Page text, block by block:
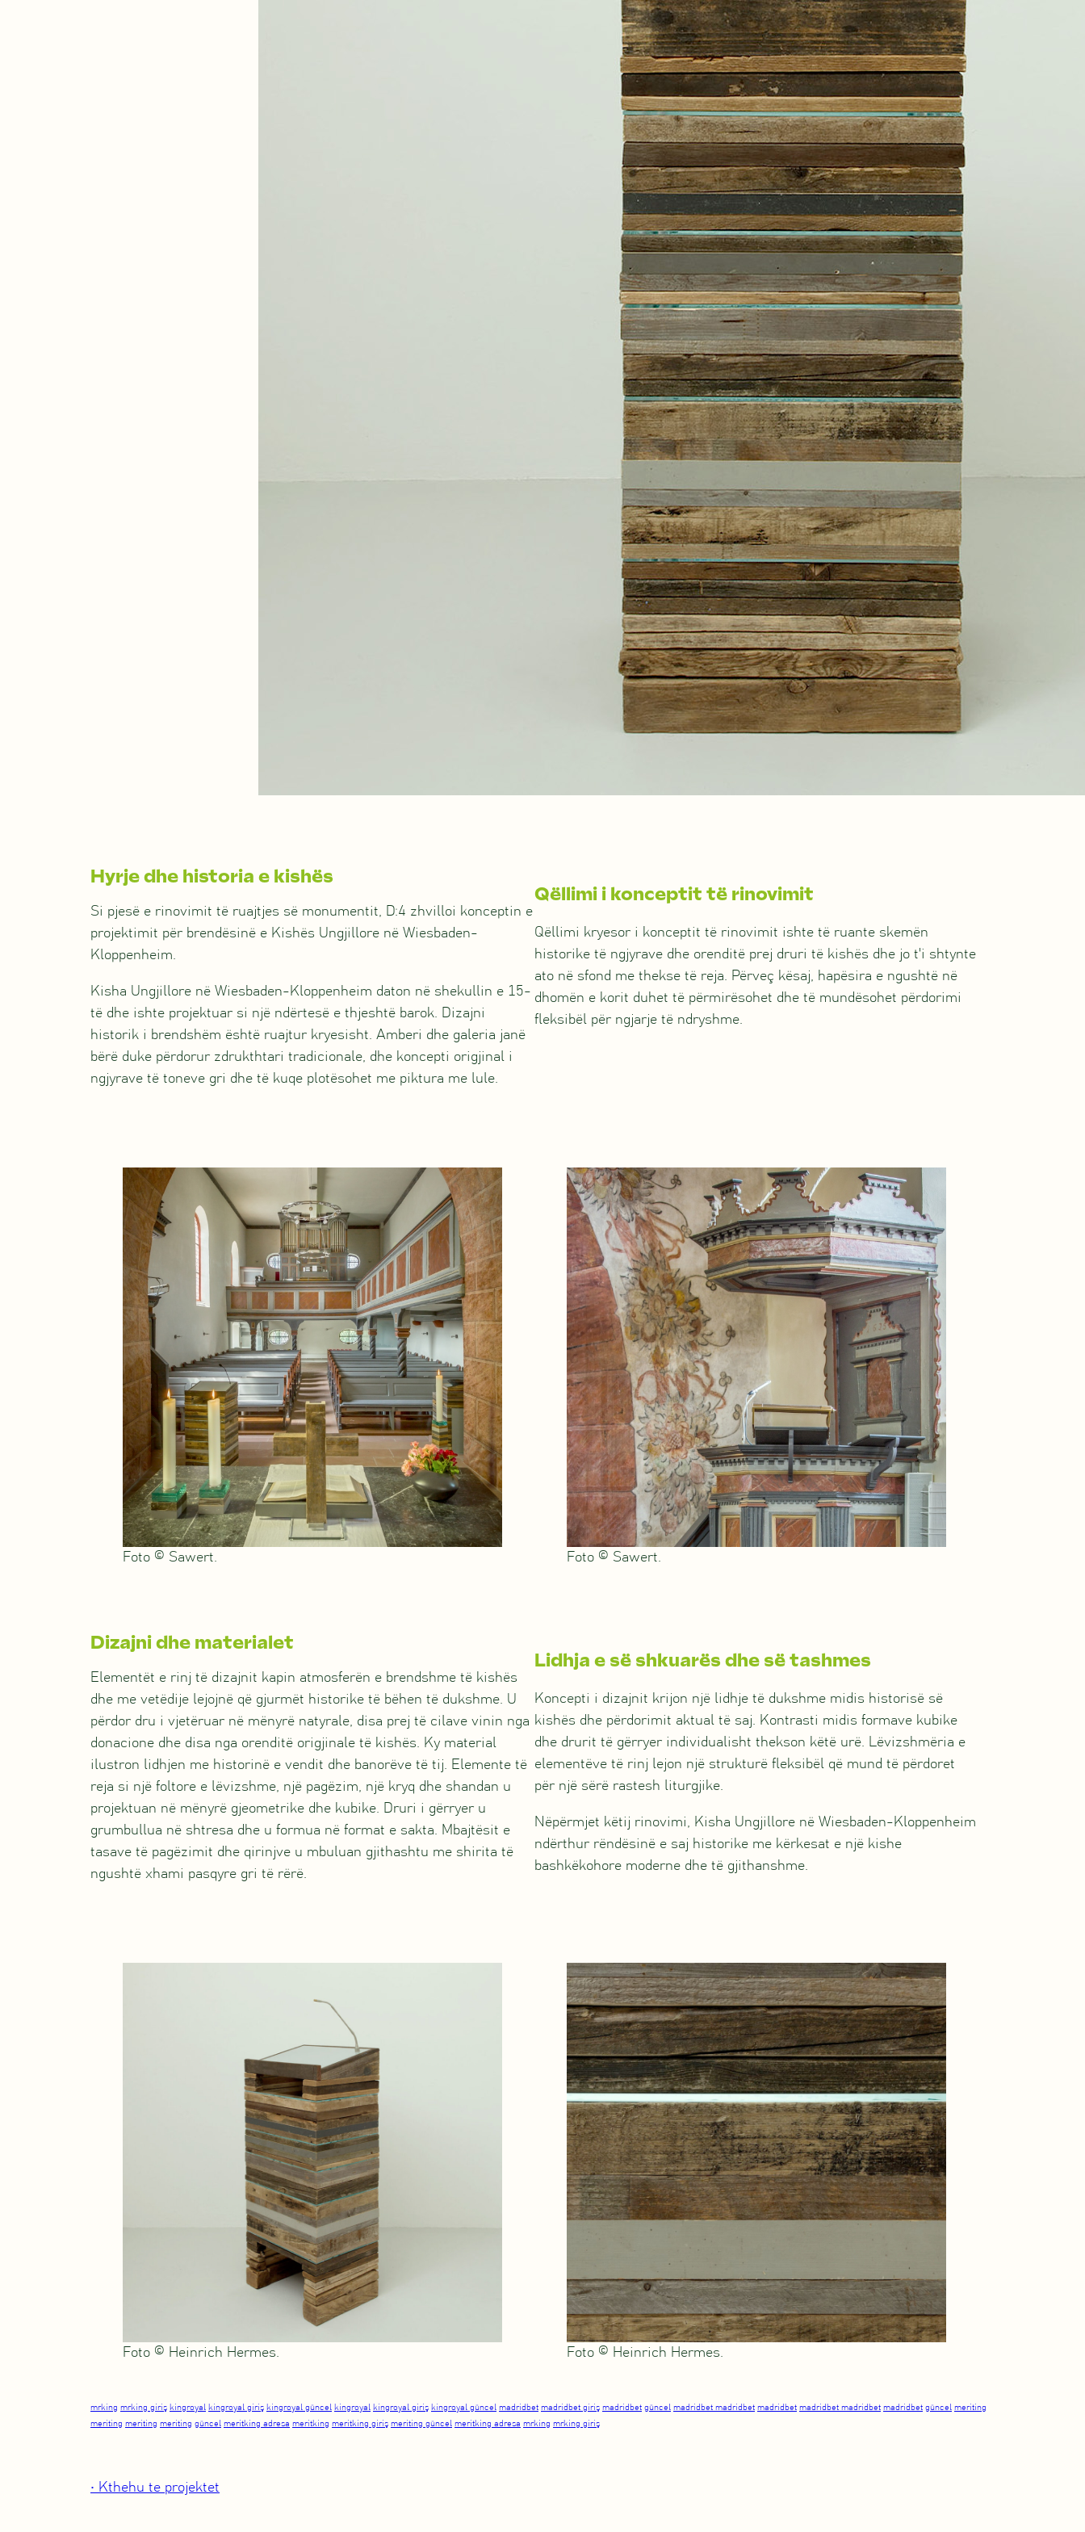
PRONAT E KISHËS
Kisha Protestante
në Wiesbaden
Koncepti i projektimit
Wiesbaden
2010
Hyrjedhe historia e kishës
Si pjesë e rinovimit të ruajtjes së monumentit, D:4 zhvilloi konceptin e
projektimit për brendësinë e Kishës Ungjillore në Wiesbaden-
Kloppenheim.
Kisha Ungjillore në Wiesbaden-Kloppenheim daton në shekullin e 15-
të dhe ishte projektuar si një ndërtesë e thjeshtë barok. Dizajni
historik i brendshëm është ruajtur kryesisht. Amberi dhe galeria janë
bërë duke përdorur zdrukthtari tradicionale, dhe koncepti origjinal i
ngjyrave të toneve gri dhe të kuqe plotësohet me piktura me lule.
Qëllimi i konceptit të rinovimit
Qëllimi kryesor i konceptit të rinovimit ishte të ruante skemën
historike të ngjyrave dhe orenditë prej druri të kishës dhe jo t'i shtynte
ato në sfond me thekse të reja. Përveç kësaj, hapësira e ngushtë në
dhomën e korit duhet të përmirësohet dhe të mundësohet përdorimi
fleksibël për ngjarje të ndryshme.
Foto © Sawert. Foto © Sawert.
Dizajni dhe materialet
Elementët e rinj të dizajnit kapin atmosferën e brendshme të kishës
dhe me vetëdije lejojnë që gjurmët historike të bëhen të dukshme. U
përdor dru i vjetëruar në mënyrë natyrale, disa prej të cilave vinin nga
donacione dhe disa nga orenditë origjinale të kishës. Ky material
ilustron lidhjen me historinë e vendit dhe banorëve të tij. Elemente të
reja si një foltore e lëvizshme, një pagëzim, një kryq dhe shandan u
projektuan në mënyrë gjeometrike dhe kubike. Druri i gërryer u
grumbullua në shtresa dhe u formua në format e sakta. Mbajtësit e
tasave të pagëzimit dhe qirinjve u mbuluan gjithashtu me shirita të
ngushtë xhami pasqyre gri të rërë.
Lidhja e së shkuarës dhe së tashmes
Koncepti i dizajnit krijon një lidhje të dukshme midis historisë së
kishës dhe përdorimit aktual të saj. Kontrasti midis formave kubike
dhe drurit të gërryer individualisht thekson këtë urë. Lëvizshmëria e
elementëve të rinj lejon një strukturë fleksibël që mund të përdoret
për një sërë rastesh liturgjike.
Nëpërmjet këtij rinovimi, Kisha Ungjillore në Wiesbaden-Kloppenheim
ndërthur rëndësinë e saj historike me kërkesat e një kishe
bashkëkohore moderne dhe të gjithanshme.
Foto © Heinrich Hermes. Foto © Heinrich Hermes.
mrking mrking giriş kingroyal kingroyal giriş kingroyal güncel kingroyal kingroyal giriş kingroyal güncel madridbet madridbet giriş madridbet güncel madridbet madridbet madridbet madridbet madridbet madridbet güncel meriting
meriting meriting meriting güncel meritking adresa meritking meritking giriş meriting güncel meritking adresa mrking mrking giriş
• Kthehu te projektet